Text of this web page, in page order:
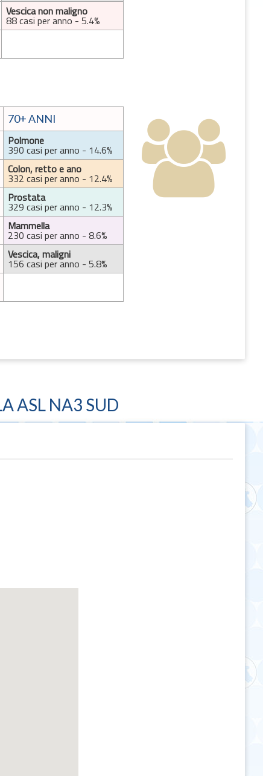
Vescica non maligno
88 casi per anno - 5.4%
70+ ANNI
Polmone
390 casi per anno - 14.6%
Colon, retto e ano
332 casi per anno - 12.4%
Prostata
329 casi per anno - 12.3%
Mammella
230 casi per anno - 8.6%
Vescica, maligni
156 casi per anno - 5.8%
ASL NA3 SUD